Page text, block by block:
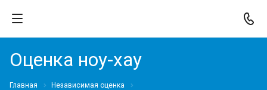
Оценка ноу-хау
Главная
Независимая оценка